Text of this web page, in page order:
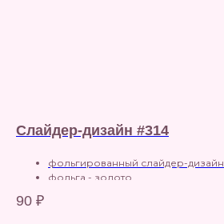
Слайдер-дизайн #314
фольгированный слайдер-дизайн
фольга - золото
90 ₽